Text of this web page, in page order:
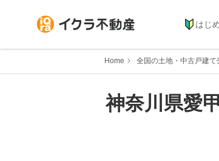
はじ
Home 全国の土地・中古戸建て
神奈川県愛